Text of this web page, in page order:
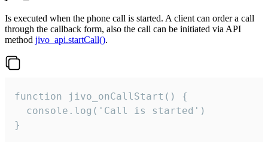
Is executed when the phone call is started. A client can order a call
through the callback form, also the call can be initiated via API
method jivo_api.startCall().
function jivo_onCallStart() {
  console.log('Call is started')
}